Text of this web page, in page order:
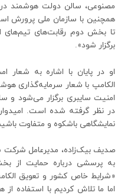
همچنین با سازمان ملی پرورش
تا بخش دوم رقابت‌های تیم‌های
برگزار شود».
او در پایان با اشاره به
الکامپ با شعار سرمایه‌گذاری
امنیت سایبری برگزار می‌شود و
در نظر گرفته شده است.
نمایشگاهی باشکوه و متفاوت
صدیف بیک‌زاده، مدیرعامل شرکت
به پرسشی درباره حمایت از
«شرایط خاص کشور و تعویق
اما ما تلاش کردیم با استفاده از